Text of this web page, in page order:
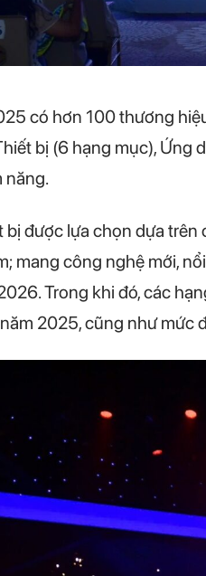
có hơn 100 thương
bị (6 hạng mục), Ứng
năng.
bị được lựa chọn dựa
mang công nghệ mới,
Trong khi đó, các
2025, cũng như mức